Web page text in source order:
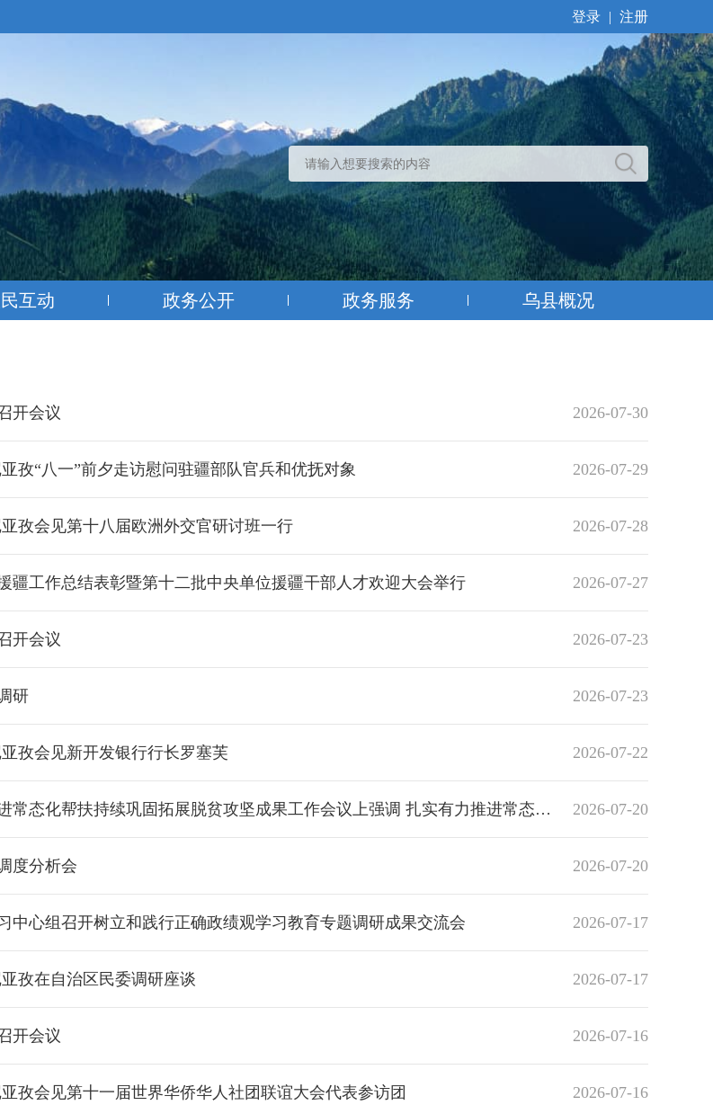
登录 | 注册
互动 政务公开 政务服务 乌县概况
2026-07-30
开会议
2026-07-29
孜“八一”前夕走访慰问驻疆部队官兵和优抚对象
2026-07-28
孜会见第十八届欧洲外交官研讨班一行
2026-07-27
疆工作总结表彰暨第十二批中央单位援疆干部人才欢迎大会举行
2026-07-23
开会议
2026-07-23
研
2026-07-22
孜会见新开发银行行长罗塞芙
2026-07-20
扶持续巩固拓展脱贫攻坚成果工作会议上强调 扎实有力推进常态化精准帮扶 坚决守牢不发生规模性返贫致贫底线
2026-07-20
度分析会
2026-07-17
中心组召开树立和践行正确政绩观学习教育专题调研成果交流会
2026-07-17
孜在自治区民委调研座谈
2026-07-16
开会议
2026-07-16
孜会见第十一届世界华侨华人社团联谊大会代表参访团